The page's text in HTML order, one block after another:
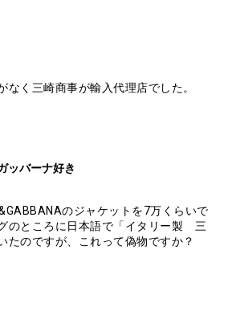
なく三崎商事が輸入代理店でした。
ッバーナ好き
のジャケットを7万くらいで
のところに日本語で「イタリー製 三
たのですが、これって偽物ですか？